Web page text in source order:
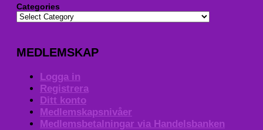
Categories
MEDLEMSKAP
Logga in
Registrera
Ditt konto
Medlemskapsnivåer
Medlemsbetalningar via Handelsbanken